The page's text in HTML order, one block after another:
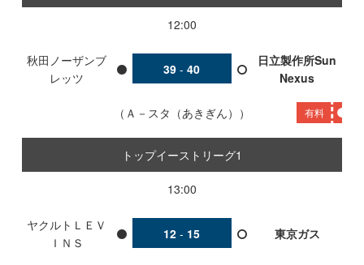
12:00
秋田ノーザンブ
レッツ
39 - 40
日立製作所Sun
Nexus
Ａ－スタ（あきぎん） 有料
トップイーストリーグ1
13:00
ヤクルトＬＥＶ
ＩＮＳ
12 - 15 東京ガス